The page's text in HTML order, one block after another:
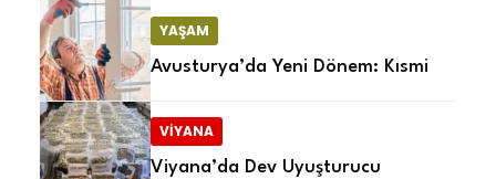
YAŞAM
Avusturya’da Yeni Dönem: Kısmi
VIYANA
Viyana’da Dev Uyuşturucu